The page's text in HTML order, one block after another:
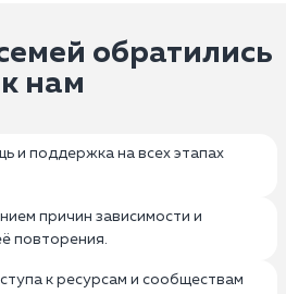
обратились
к нам
и поддержка на всех этапах
причин зависимости и
повторения.
к ресурсам и сообществам